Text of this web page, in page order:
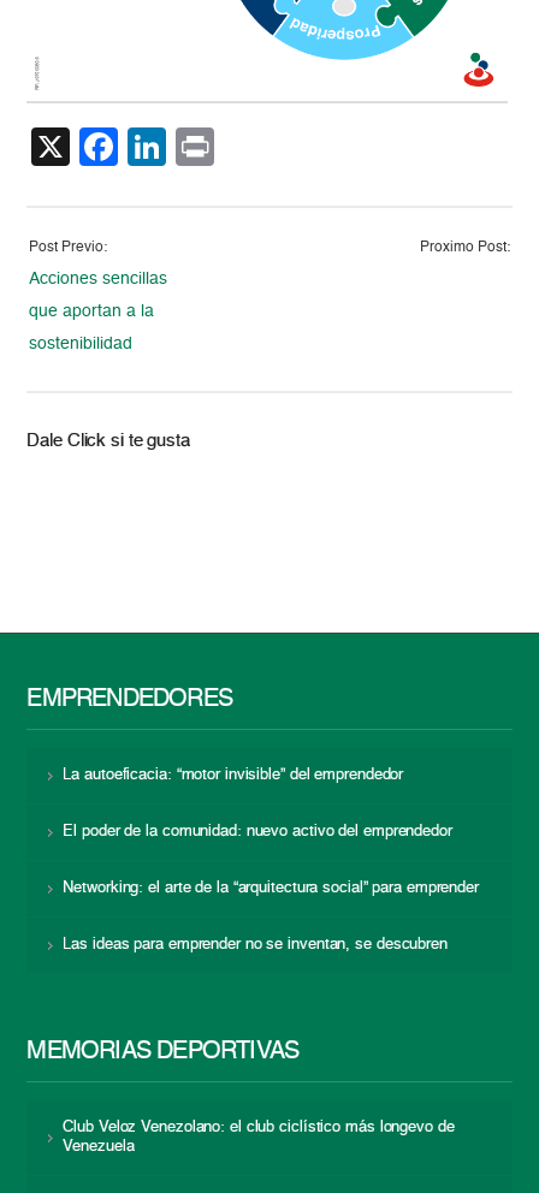
X Facebook
LinkedIn
Post Previo:
Acciones sencillas
que aportan a la
sostenibilidad
Proximo Post:
Dale Click si te gusta
EMPRENDEDORES
La autoeficacia: “motor invisible” del emprendedor
El poder de la comunidad: nuevo activo del emprendedor
Networking: el arte de la “arquitectura social” para emprender
Las ideas para emprender no se inventan, se descubren
MEMORIAS DEPORTIVAS
Club Veloz Venezolano: el club ciclístico más longevo de
Venezuela